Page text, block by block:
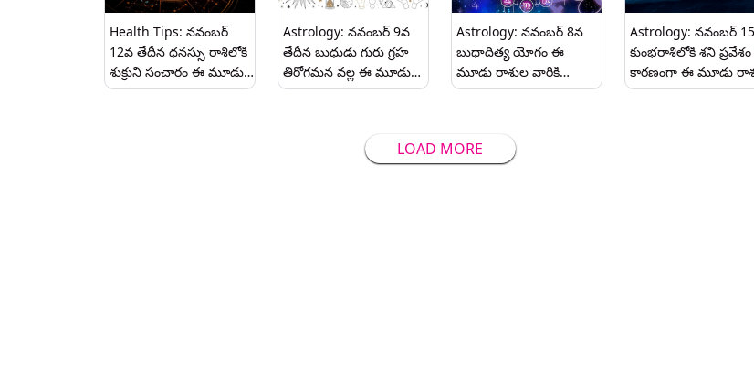
Health Tips: నవంబర్
12వ తేదీన ధనస్సు రాశిలోకి
శుక్రుని సంచారం ఈ మూడు
రాశుల వారికి ఆర్థిక లాభం.
Astrology: నవంబర్ 9వ
తేదీన బుధుడు గురు గ్రహ
తిరోగమన వల్ల ఈ మూడు
రాశులు వారికి ఆర్థిక నష్టాలు.
Astrology: నవంబర్ 8న
బుధాదిత్య యోగం ఈ
మూడు రాశుల వారికి
అదృష్టం..
Astrology: నవంబర్
కుంభరాశిలోకి శని
కారణంగా ఈ మూడు
వారికి ఆర్థిక నష్టం
LOAD MORE